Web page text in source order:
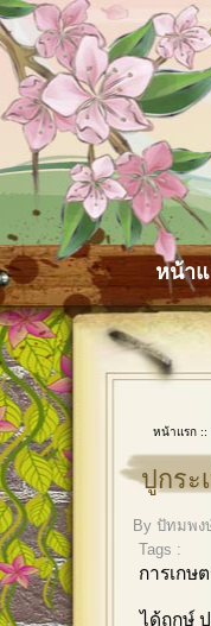
หน้า
หน้าแรก ::
ปูกระ
By ปัทมพง
Tags :
การเกษ
ได้ฤกษ์